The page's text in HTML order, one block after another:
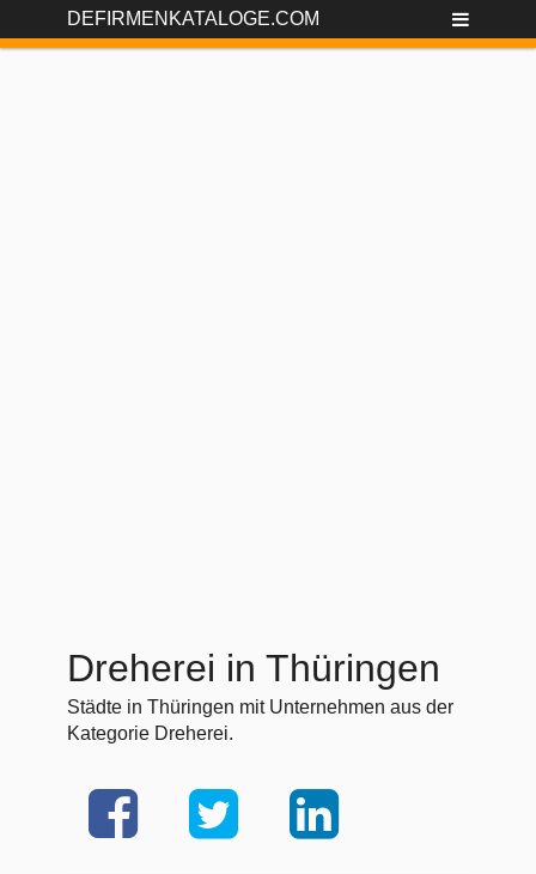
DEFIRMENKATALOGE.COM
Dreherei in Thüringen
Städte in Thüringen mit Unternehmen aus der
Kategorie Dreherei.